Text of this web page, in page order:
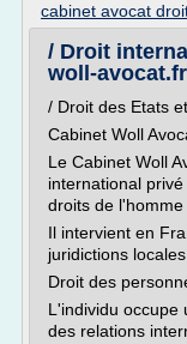
cabinet avocat
/ Droit
woll-avocat.fr
/ Droit des Etats
Cabinet Woll
Le Cabinet Woll
international
droits de
Il intervient en
juridictions
Droit des
L'individu occupe
des relations